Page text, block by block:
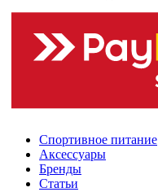
Спортивное питание
Аксессуары
Бренды
Статьи